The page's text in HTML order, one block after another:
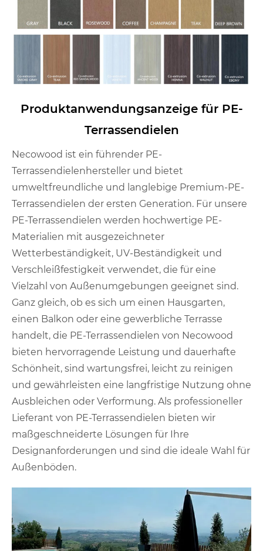
Produktanwendungsanzeige für PE-
Terrassendielen
Necowood ist ein führender PE-
Terrassendielenhersteller und bietet
umweltfreundliche und langlebige Premium-PE-
Terrassendielen der ersten Generation. Für unsere
PE-Terrassendielen werden hochwertige PE-
Materialien mit ausgezeichneter
Wetterbeständigkeit, UV-Beständigkeit und
Verschleißfestigkeit verwendet, die für eine
Vielzahl von Außenumgebungen geeignet sind.
Ganz gleich, ob es sich um einen Hausgarten,
einen Balkon oder eine gewerbliche Terrasse
handelt, die PE-Terrassendielen von Necowood
bieten hervorragende Leistung und dauerhafte
Schönheit, sind wartungsfrei, leicht zu reinigen
und gewährleisten eine langfristige Nutzung ohne
Ausbleichen oder Verformung. Als professioneller
Lieferant von PE-Terrassendielen bieten wir
maßgeschneiderte Lösungen für Ihre
Designanforderungen und sind die ideale Wahl für
Außenböden.